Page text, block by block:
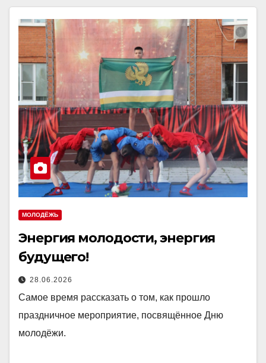
МОЛОДЁЖЬ
Энергия молодости, энергия
будущего!
28.06.2026
Самое время рассказать о том, как прошло
праздничное мероприятие, посвящённое Дню
молодёжи.